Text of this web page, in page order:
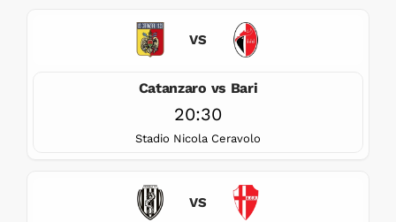
VS
Catanzaro vs Bari
20:30
Stadio Nicola Ceravolo
VS